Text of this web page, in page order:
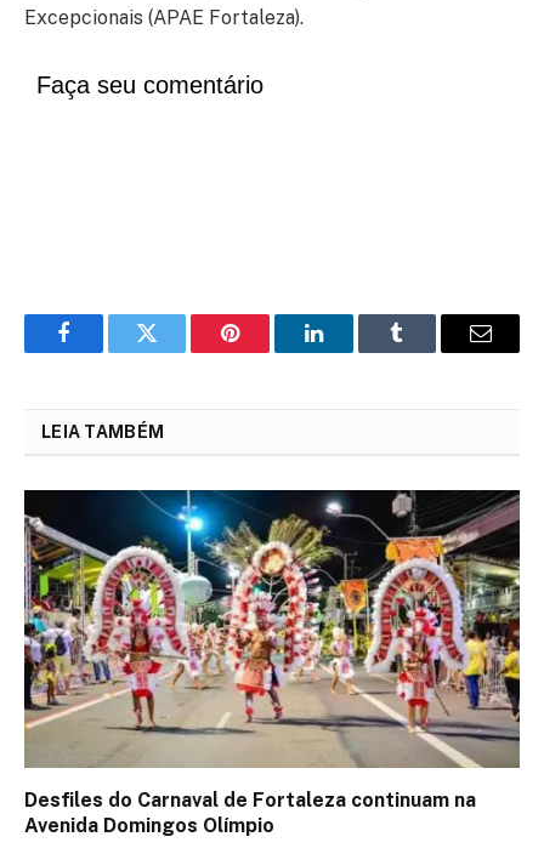
Excepcionais (APAE Fortaleza).
Faça seu comentário
FacebookTwitter Pinterest LinkedInTumblr Email
LEIA TAMBÉM
Desfiles do Carnaval de Fortaleza continuam na
Avenida Domingos Olímpio